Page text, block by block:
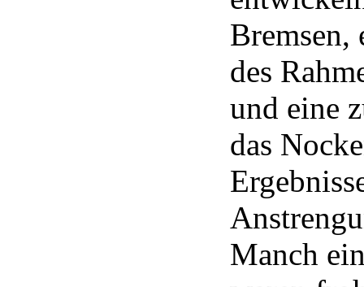
Bremsen,
des
und eine
das
Manch